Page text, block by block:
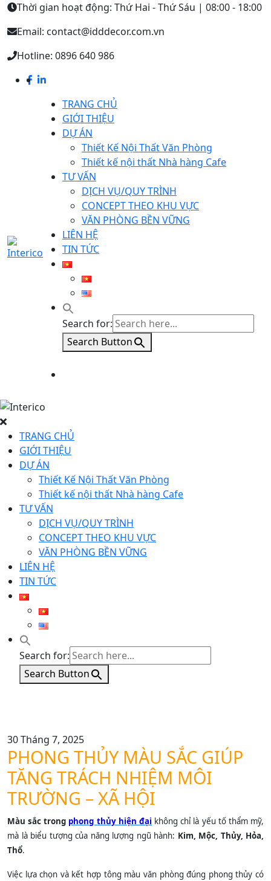
Thời gian hoạt động: Thứ Hai - Thứ Sáu | 08:00 - 18:00
Email: contact@idddecor.com.vn
Hotline: 0896 640 986
TRANG CHỦ
GIỚI THIỆU
DỰ ÁN
Thiết Kế Nội Thất Văn Phòng
Thiết kế nội thất Nhà hàng Cafe
TƯ VẤN
DỊCH VỤ/QUY TRÌNH
CONCEPT THEO KHU VỰC
VĂN PHÒNG BỀN VỮNG
LIÊN HỆ
TIN TỨC
Search for:
Search Button
TRANG CHỦ
GIỚI THIỆU
DỰ ÁN
Thiết Kế Nội Thất Văn Phòng
Thiết kế nội thất Nhà hàng Cafe
TƯ VẤN
DỊCH VỤ/QUY TRÌNH
CONCEPT THEO KHU VỰC
VĂN PHÒNG BỀN VỮNG
LIÊN HỆ
TIN TỨC
Search for:
Search Button
30 Tháng 7, 2025
PHONG THỦY MÀU SẮC GIÚP
TĂNG TRÁCH NHIỆM MÔI
TRƯỜNG – XÃ HỘI
Màu sắc trong phong thủy hiện đại không chỉ là yếu tố thẩm mỹ,
mà là biểu tượng của năng lượng ngũ hành: Kim, Mộc, Thủy, Hỏa,
Thổ.
Việc lựa chọn và kết hợp tông màu văn phòng đúng phong thủy có